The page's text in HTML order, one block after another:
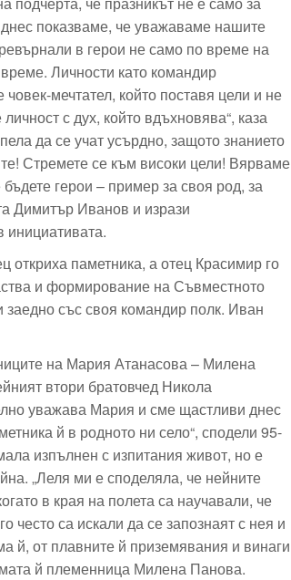
показваме, че уважаваме нашите
в герои не само по време на
Личности като командир
мечтател, който поставя цели и не
с дух, който вдъхновява“, каза
да се учат усърдно, защото знанието
Стремете се към високи цели! Вярваме
герои – пример за своя род, за
Димитър Иванов и изрази
инициативата.
откриха паметника, а отец Красимир го
и формирование на Съвместното
със своя командир полк. Иван
на Мария Атанасова – Милена
втори братовчед Никола
уважава Мария и сме щастливи днес
й в родното ни село“, сподели 95-
изпълнен с изпитания живот, но е
„Леля ми е споделяла, че нейните
в края на полета са научавали, че
често са искали да се запознаят с нея и
й, от плавните й приземявания и винаги
й племенница Милена Панова.